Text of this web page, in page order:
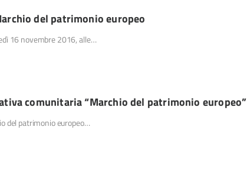
del patrimonio europeo
16 novembre 2016, alle…
comunitaria “Marchio del patrimonio europeo”
del patrimonio europeo…